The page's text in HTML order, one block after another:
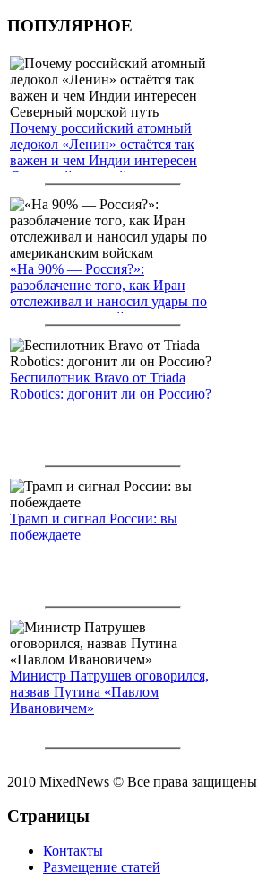
ПОПУЛЯРНОЕ
Почему российский атомный
ледокол «Ленин» остаётся так
важен и чем Индии интересен
Северный морской путь
«На 90% — Россия?»:
разоблачение того, как Иран
отслеживал и наносил удары по
американским войскам
Беспилотник Bravo от Triada
Robotics: догонит ли он Россию?
Трамп и сигнал России: вы
побеждаете
Министр Патрушев оговорился,
назвав Путина «Павлом
Ивановичем»
2010 MixedNews © Все права защищены
Страницы
Контакты
Размещение статей